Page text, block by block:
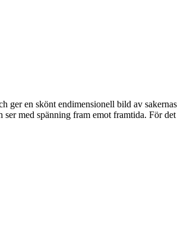
ger en skönt endimensionell bild av sakernas
med spänning fram emot framtida. För det